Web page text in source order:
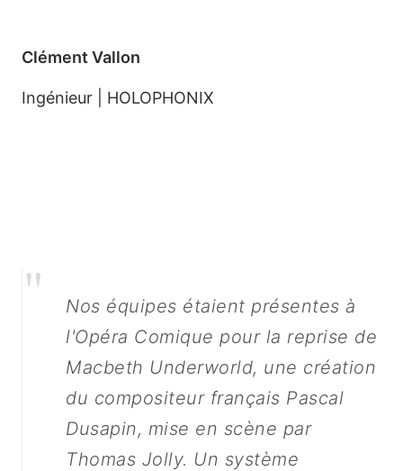
Clément Vallon
Ingénieur | HOLOPHONIX
confiance à HOLOPHONIX
"
Nos équipes étaient présentes à
l'Opéra Comique pour la reprise de
Macbeth Underworld, une création
du compositeur français Pascal
Dusapin, mise en scène par
Thomas Jolly. Un système